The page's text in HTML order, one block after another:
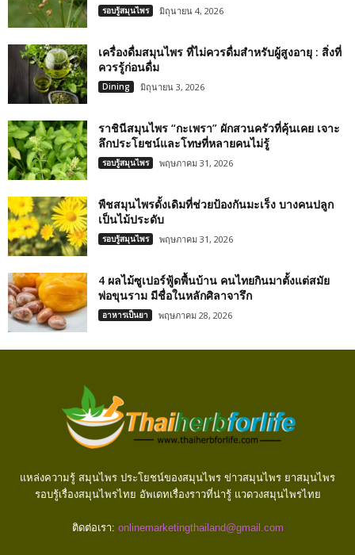
รอบรู้สมุนไพร มิถุนายน 4, 2026
เครื่องดื่มสมุนไพร ที่ไม่ควรดื่มสำหรับผู้สูงอายุ : สิ่งที่
ควรรู้ก่อนดื่ม
Dining มิถุนายน 3, 2026
ราชินีสมุนไพร “กะเพรา” ผักสวนครัวที่คุ้นเคย เจาะ
ลึกประโยชน์และโทษที่หลายคนไม่รู้
รอบรู้สมุนไพร พฤษภาคม 31, 2026
พืชสมุนไพรดั้งเดิมที่ช่วยป้องกันมะเร็ง บางคนปลูก
เป็นไม้ประดับ
รอบรู้สมุนไพร พฤษภาคม 31, 2026
4 ผลไม้ซูเปอร์ฟู้ดพื้นบ้าน คนไทยกินมาตั้งแต่สมัย
พ่อขุนราม มีชื่อในหลักศิลาจารึก
อาหารเป็นยา พฤษภาคม 28, 2026
แหล่งความรู้ สมุนไพร ประโยชน์ของสมุนไพร ข่าวสมุนไพร ยาสมุนไพร
รอบรู้เรื่องสมุนไพรไทย อัพเดทเรื่องราวที่น่ารู้ แวดวงสมุนไพรไทย
ติดต่อเรา: onlinemarketingthailand@gmail.com